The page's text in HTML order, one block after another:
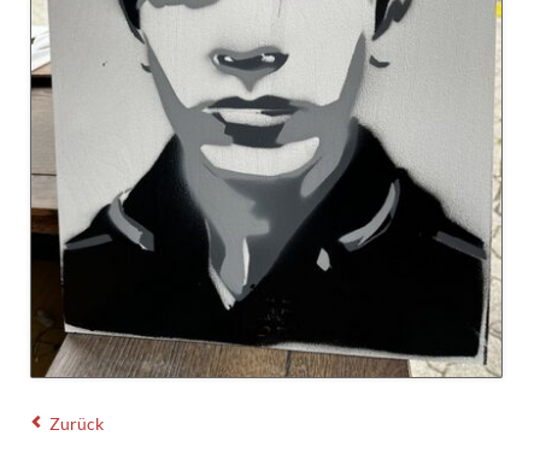
Zurück